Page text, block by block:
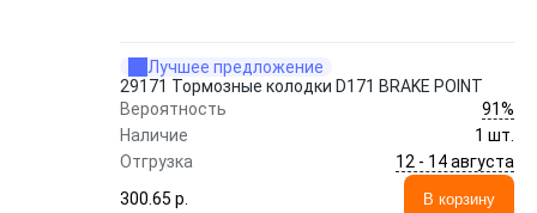
Лучшее предложение
29171 Тормозные колодки D171 BRAKE POINT
Вероятность
91%
Наличие
1 шт.
Отгрузка
12 - 14 августа
300.65 p.
В корзину